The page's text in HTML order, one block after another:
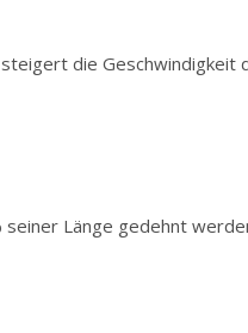
die Geschwindigkeit
Länge gedehnt